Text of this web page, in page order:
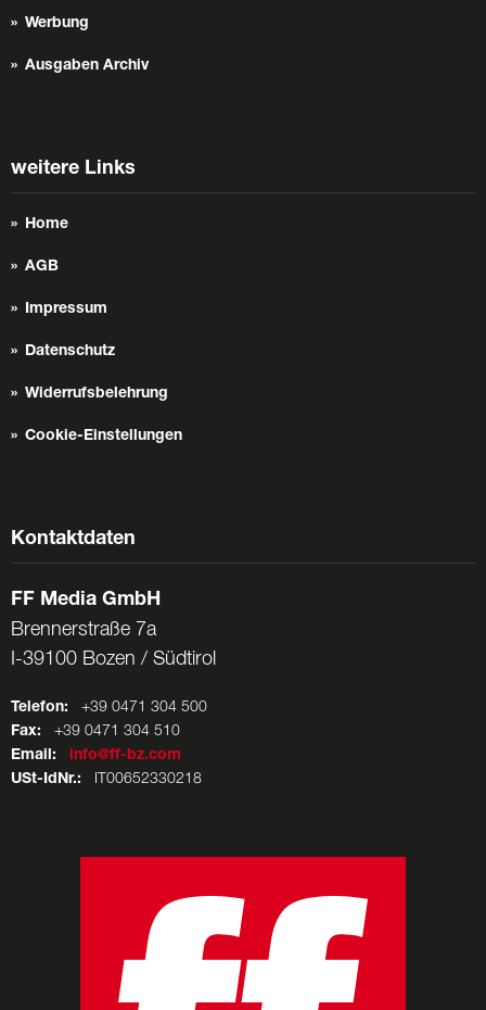
Werbung
Ausgaben Archiv
weitere Links
Home
AGB
Impressum
Datenschutz
Widerrufsbelehrung
Cookie-Einstellungen
Kontaktdaten
FF Media GmbH
Brennerstraße 7a
I-39100 Bozen / Südtirol
Telefon: +39 0471 304 500
Fax: +39 0471 304 510
Email:
info@ff-bz.com
USt-IdNr.: IT00652330218